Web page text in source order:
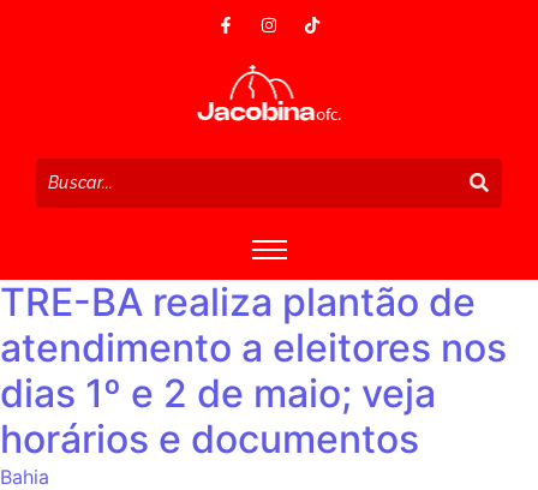
TRE-BA realiza plantão de
atendimento a eleitores nos
dias 1º e 2 de maio; veja
horários e documentos
Bahia